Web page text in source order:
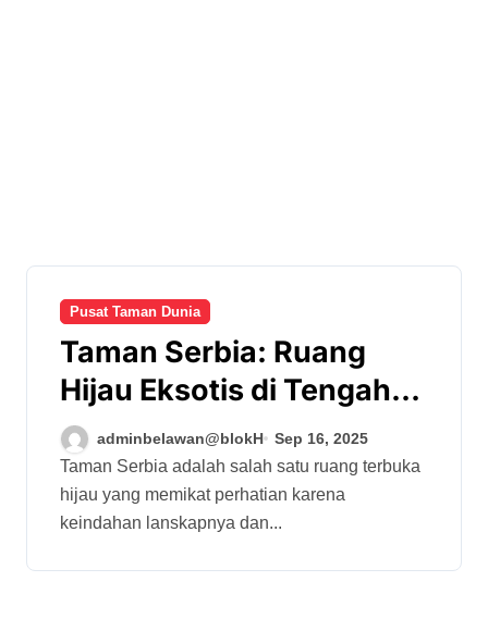
Pusat Taman Dunia
Taman Serbia: Ruang
Hijau Eksotis di Tengah
Kehidupan Modern
adminbelawan@blokH Sep 16, 2025
Taman Serbia adalah salah satu ruang terbuka
hijau yang memikat perhatian karena
keindahan lanskapnya dan...